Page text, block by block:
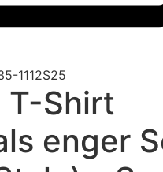
1112S25
T-Shirt
enger